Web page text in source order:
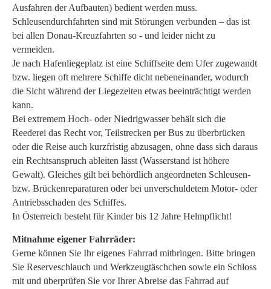
Ausfahren der Aufbauten) bedient werden muss.
Schleusendurchfahrten sind mit Störungen verbunden – das ist
bei allen Donau-Kreuzfahrten so - und leider nicht zu
vermeiden.
Je nach Hafenliegeplatz ist eine Schiffseite dem Ufer zugewandt
bzw. liegen oft mehrere Schiffe dicht nebeneinander, wodurch
die Sicht während der Liegezeiten etwas beeinträchtigt werden
kann.
Bei extremem Hoch- oder Niedrigwasser behält sich die
Reederei das Recht vor, Teilstrecken per Bus zu überbrücken
oder die Reise auch kurzfristig abzusagen, ohne dass sich daraus
ein Rechtsanspruch ableiten lässt (Wasserstand ist höhere
Gewalt). Gleiches gilt bei behördlich angeordneten Schleusen-
bzw. Brückenreparaturen oder bei unverschuldetem Motor- oder
Antriebsschaden des Schiffes.
In Österreich besteht für Kinder bis 12 Jahre Helmpflicht!
Mitnahme eigener Fahrräder:
Gerne können Sie Ihr eigenes Fahrrad mitbringen. Bitte bringen
Sie Reserveschlauch und Werkzeugtäschchen sowie ein Schloss
mit und überprüfen Sie vor Ihrer Abreise das Fahrrad auf